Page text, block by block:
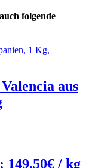
folgende
aus
149,50€ / kg